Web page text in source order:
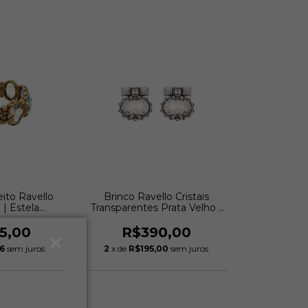
Ravello
| Estela
sem juros
Brinco Ravello Cristais
Transparentes Prata Velho |
R$390,00
2 x de R$195,00 sem juros